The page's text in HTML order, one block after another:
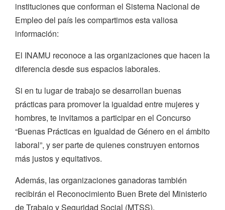
instituciones que conforman el Sistema Nacional de
Empleo del país les compartimos esta valiosa
información:
El INAMU reconoce a las organizaciones que hacen la
diferencia desde sus espacios laborales.
Si en tu lugar de trabajo se desarrollan buenas
prácticas para promover la igualdad entre mujeres y
hombres, te invitamos a participar en el Concurso
“Buenas Prácticas en Igualdad de Género en el ámbito
laboral”, y ser parte de quienes construyen entornos
más justos y equitativos.
Además, las organizaciones ganadoras también
recibirán el Reconocimiento Buen Brete del Ministerio
de Trabajo y Seguridad Social (MTSS).